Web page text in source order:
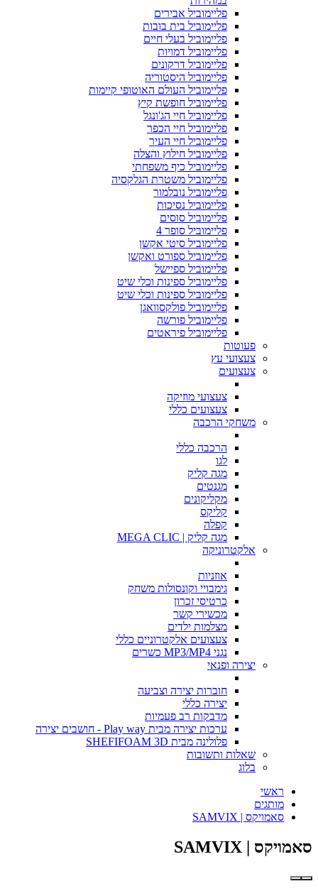
פליימוביל אבירים
פליימוביל בית בובות
פליימוביל בעלי חיים
פליימוביל דמויות
פליימוביל דרקונים
פליימוביל היסטוריה
פליימוביל העולם האוטופי קיימות
פליימוביל חופשת קיץ
פליימוביל חיי הג'ונגל
פליימוביל חיי הכפר
פליימוביל חיי העיר
פליימוביל חילוץ והצלה
פליימוביל כיף משפחתי
פליימוביל משטרת הגלקסיה
פליימוביל נובלמור
פליימוביל נסיכות
פליימוביל סוסים
פליימוביל סופר 4
פליימוביל סיטי אקשן
פליימוביל ספורט ואקשן
פליימוביל ספיישל
פליימוביל ספינות וכלי שיט
פליימוביל ספינות וכלי שיט
פליימוביל פולקסוואגן
פליימוביל פורשה
פליימוביל פיראטים
פעוטות
צעצועי עץ
צעצועים
צעצועי מוזיקה
צעצועים כללי
משחקי הרכבה
הרכבה כללי
לגו
מגה קליק
מגנטים
מקליקונים
קליקס
קפלה
מגה קליק | MEGA CLIC
אלקטרוניקה
אוזניות
גימבויי וקונסולות משחק
כרטיסי זכרון
מכשירי קשר
מצלמות ילדים
צעצועים אלקטרוניים כללי
נגני MP3/MP4 כשרים
יצירה ופנאי
חוברות יצירה וצביעה
יצירה כללי
מדבקות רב פעמיות
ערכות יצירה מבית Play way - חושבים יצירה
פלולינה מבית SHEFIFOAM 3D
שאלות ותשובות
בלוג
ראשי
מותגים
סאמויקס | SAMVIX
סאמויקס | SAMVIX